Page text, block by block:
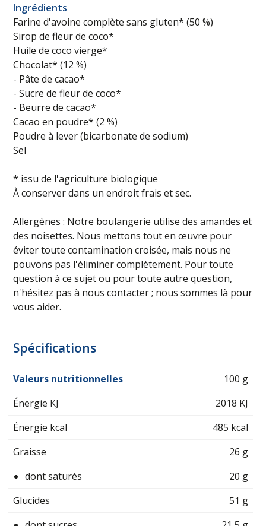
Ingrédients
Farine d'avoine complète sans gluten* (50 %)
Sirop de fleur de coco*
Huile de coco vierge*
Chocolat* (12 %)
- Pâte de cacao*
- Sucre de fleur de coco*
- Beurre de cacao*
Cacao en poudre* (2 %)
Poudre à lever (bicarbonate de sodium)
Sel
* issu de l'agriculture biologique
À conserver dans un endroit frais et sec.
Allergènes : Notre boulangerie utilise des amandes et
des noisettes. Nous mettons tout en œuvre pour
éviter toute contamination croisée, mais nous ne
pouvons pas l'éliminer complètement. Pour toute
question à ce sujet ou pour toute autre question,
n'hésitez pas à nous contacter ; nous sommes là pour
vous aider.
Spécifications
Valeurs nutritionnelles
100 g
Énergie KJ
2018 KJ
Énergie kcal
485 kcal
Graisse
26 g
dont saturés
20 g
Glucides
51 g